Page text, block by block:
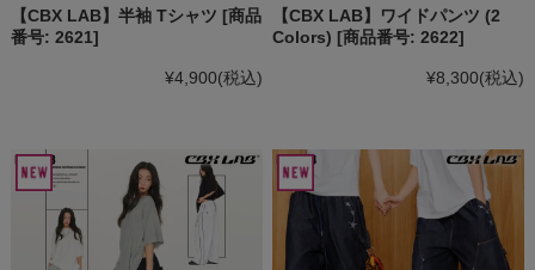
【CBX LAB】半袖 Tシャツ [商品
番号: 2621]
¥4,900(税込)
【CBX LAB】ワイドパンツ (2
Colors) [商品番号: 2622]
¥8,300(税込)